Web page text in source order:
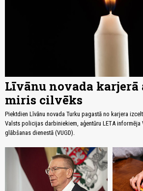
Līvānu novada karjerā
miris cilvēks
Piektdien Līvānu novada Turku pagastā no karjera
Valsts policijas darbiniekiem, aģentūru LETA informēja
glābšanas dienestā (VUGD).